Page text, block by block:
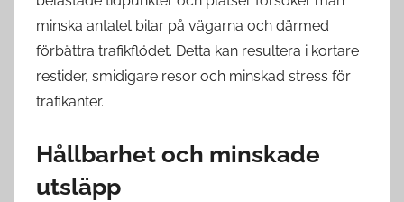
minska antalet bilar på vägarna och därmed
förbättra trafikflödet. Detta kan resultera i kortare
restider, smidigare resor och minskad stress för
trafikanter.
Hållbarhet och minskade
utsläpp